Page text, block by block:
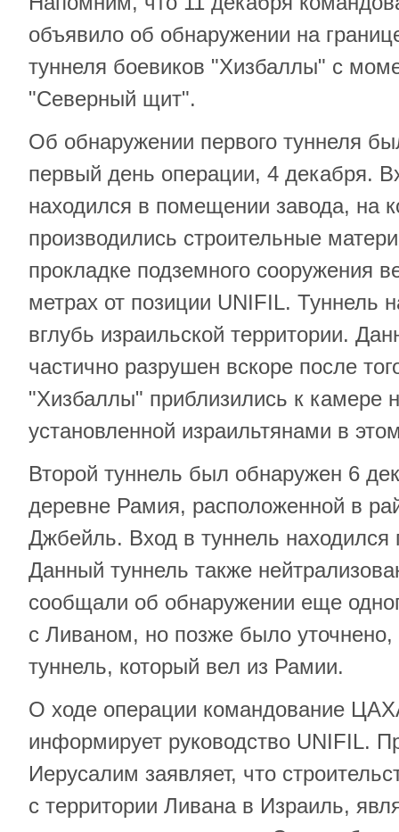
объявило об обнаружении на
туннеля боевиков "Хизбаллы" с
"Северный щит".
Об обнаружении первого туннеля
первый день операции, 4 декабря.
находился в помещении завода, на
производились строительные
прокладке подземного сооружения
метрах от позиции UNIFIL. Туннель
вглубь израильской территории.
частично разрушен вскоре после
"Хизбаллы" приблизились к камере
установленной израильтянами в
Второй туннель был обнаружен 6
деревне Рамия, расположенной в
Джбейль. Вход в туннель
Данный туннель также
сообщали об обнаружении еще
с Ливаном, но позже было уточнено,
туннель, который вел из Рамии.
О ходе операции командование
информирует руководство UNIFIL.
Иерусалим заявляет, что
с территории Ливана в Израиль,